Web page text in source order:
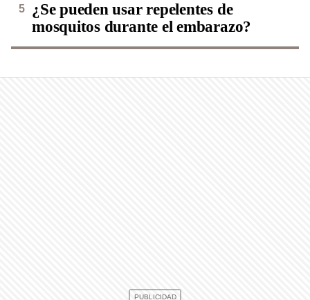
¿Se pueden usar repelentes de
mosquitos durante el embarazo?